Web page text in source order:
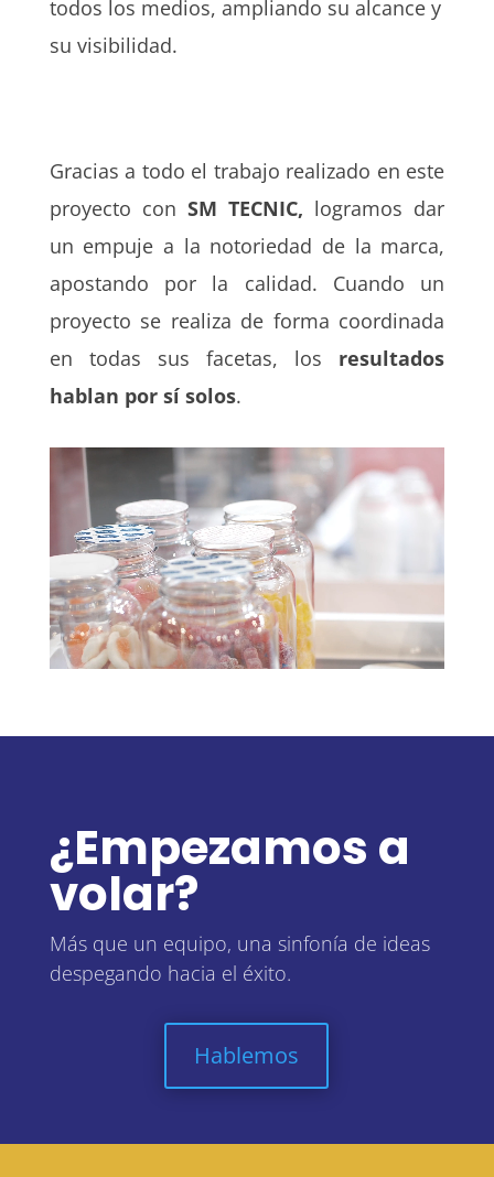
todos los medios, ampliando su alcance y
su visibilidad.
Gracias a todo el trabajo realizado en este
proyecto con SM TECNIC, logramos dar
un empuje a la notoriedad de la marca,
apostando por la calidad. Cuando un
proyecto se realiza de forma coordinada
en todas sus facetas, los resultados
hablan por sí solos.
¿Empezamos a
volar?
Más que un equipo, una sinfonía de ideas
despegando hacia el éxito.
Hablemos